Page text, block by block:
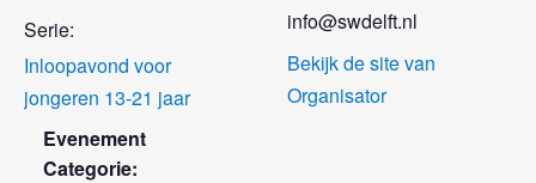
Serie:
Inloopavond voor
jongeren 13-21 jaar
Evenement
Categorie:
info@swdelft.nl
Bekijk de site van
Organisator